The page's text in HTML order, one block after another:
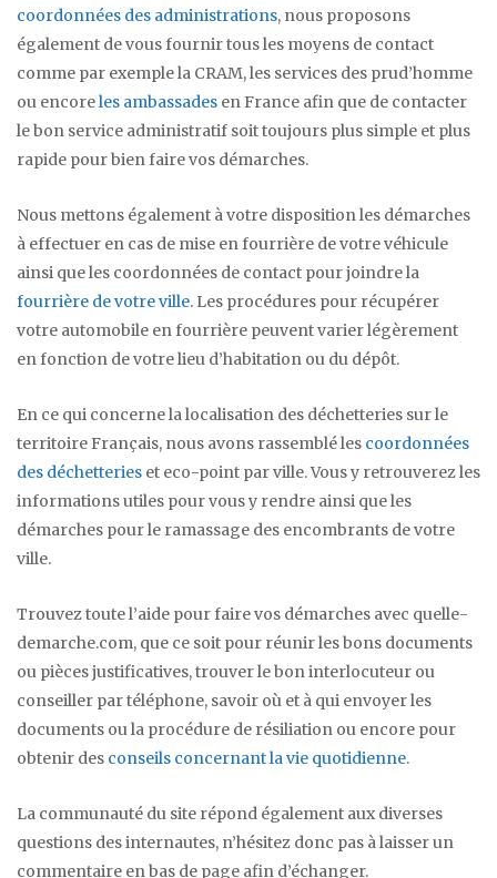
coordonnées des administrations, nous proposons
également de vous fournir tous les moyens de contact
comme par exemple la CRAM, les services des prud’homme
ou encoreles ambassades en France afin que de contacter
le bon service administratif soit toujours plus simple et plus
rapide pour bien faire vos démarches.
Nous mettons également à votre disposition les démarches
à effectuer en cas de mise en fourrière de votre véhicule
ainsi que les coordonnées de contact pour joindre la
fourrière de votre ville. Les procédures pour récupérer
votre automobile en fourrière peuvent varier légèrement
en fonction de votre lieu d’habitation ou du dépôt.
En ce qui concerne la localisation des déchetteries sur le
territoire Français, nous avons rassemblé les coordonnées
des déchetteries et eco-point par ville. Vous y retrouverez les
informations utiles pour vous y rendre ainsi que les
démarches pour le ramassage des encombrants de votre
ville.
Trouvez toute l’aide pour faire vos démarches avec quelle-
demarche.com, que ce soit pour réunir les bons documents
ou pièces justificatives, trouver le bon interlocuteur ou
conseiller par téléphone, savoir où et à qui envoyer les
documents ou la procédure de résiliation ou encore pour
obtenir des conseils concernant la vie quotidienne.
La communauté du site répond également aux diverses
questions des internautes, n’hésitez donc pas à laisser un
commentaire en bas de page afin d’échanger.